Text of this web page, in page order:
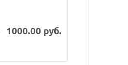
1000.00 руб.